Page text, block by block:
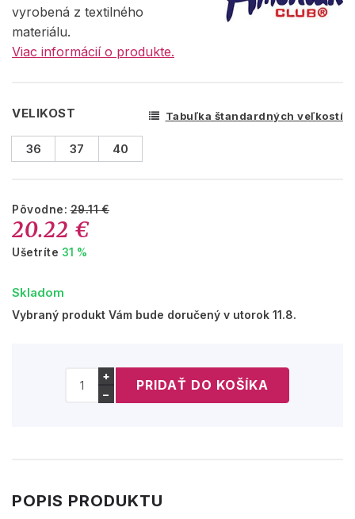
vyrobená z textilného
materiálu.
Viac informácií o produkte.
VELIKOST Tabuľka štandardných veľkostí
36 37 40
Pôvodne:29.11 €
20.22 €
Ušetríte 31 %
Skladom
Vybraný produkt Vám bude doručený v utorok 11.8.
+
−
POPIS PRODUKTU